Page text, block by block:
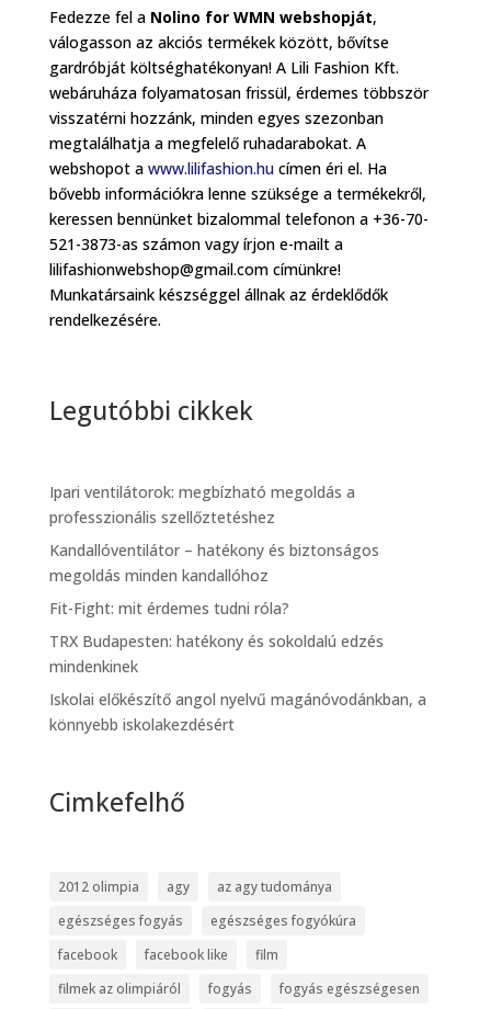
Fedezze fel a Nolino for WMN webshopját,
válogasson az akciós termékek között, bővítse
gardróbját költséghatékonyan! A Lili Fashion Kft.
webáruháza folyamatosan frissül, érdemes többször
visszatérni hozzánk, minden egyes szezonban
megtalálhatja a megfelelő ruhadarabokat. A
webshopot a www.lilifashion.hucímen éri el. Ha
bővebb információkra lenne szüksége a termékekről,
keressen bennünket bizalommal telefonon a +36-70-
521-3873-as számon vagy írjon e-mailt a
lilifashionwebshop@gmail.com címünkre!
Munkatársaink készséggel állnak az érdeklődők
rendelkezésére.
Legutóbbi cikkek
Ipari ventilátorok: megbízható megoldás a
professzionális szellőztetéshez
Kandallóventilátor – hatékony és biztonságos
megoldás minden kandallóhoz
Fit-Fight: mit érdemes tudni róla?
TRX Budapesten: hatékony és sokoldalú edzés
mindenkinek
Iskolai előkészítő angol nyelvű magánóvodánkban, a
könnyebb iskolakezdésért
Cimkefelhő
2012 olimpia agy
az agy tudománya
egészséges fogyás
egészséges fogyókúra
facebook
facebook like
film
filmek az olimpiáról
fogyás
fogyás egészségesen